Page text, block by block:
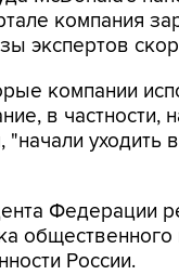
компания
экспертов
компании
в
"начали уходить
Федерации
общественного
России.